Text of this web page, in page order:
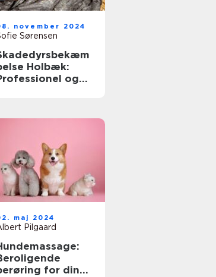
november 2024
Sørensen
Holbæk:
og
maj 2024
Pilgaard
for din